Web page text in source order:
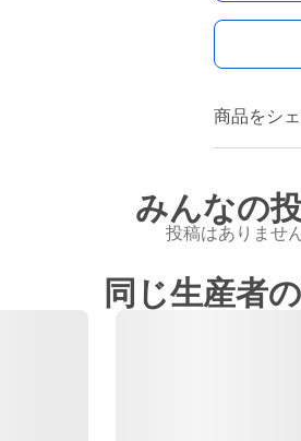
商品をシ
みんなの
投稿はありませ
同じ生産者